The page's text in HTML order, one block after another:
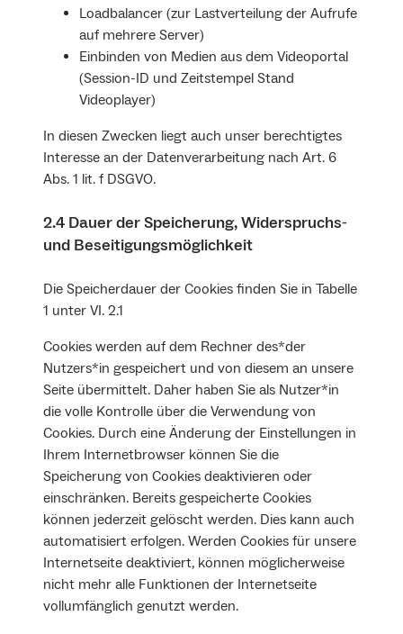
Loadbalancer (zur Lastverteilung der Aufrufe
auf mehrere Server)
Einbinden von Medien aus dem Videoportal
(Session-ID und Zeitstempel Stand
Videoplayer)
In diesen Zwecken liegt auch unser berechtigtes
Interesse an der Datenverarbeitung nach Art. 6
Abs. 1 lit. f DSGVO.
2.4 Dauer der Speicherung, Widerspruchs‐
und Beseitigungsmöglichkeit
Die Speicherdauer der Cookies finden Sie in Tabelle
1 unter VI. 2.1
Cookies werden auf dem Rechner des*der
Nutzers*in gespeichert und von diesem an unsere
Seite übermittelt. Daher haben Sie als Nutzer*in
die volle Kontrolle über die Verwendung von
Cookies. Durch eine Änderung der Einstellungen in
Ihrem Internetbrowser können Sie die
Speicherung von Cookies deaktivieren oder
einschränken. Bereits gespeicherte Cookies
können jederzeit gelöscht werden. Dies kann auch
automatisiert erfolgen. Werden Cookies für unsere
Internetseite deaktiviert, können möglicherweise
nicht mehr alle Funktionen der Internetseite
vollumfänglich genutzt werden.